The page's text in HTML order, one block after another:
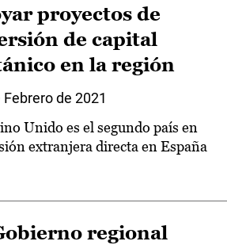
proyectos de
de capital
en la región
Febrero de 2021
Unido es el segundo país en
extranjera directa en España
regional